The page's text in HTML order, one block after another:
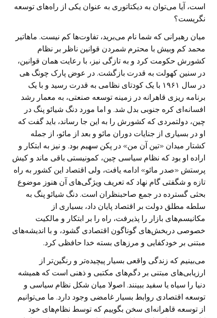
است، آیا می‌توان به دیکتاتوری به عنوان یکی از راه‌های توسعه
نگریست؟
میان رهبرانی که شما نام می‌برید، تفاوت‌ها کم نیست. ماهاتیر
محمد کم وبیش با محترم شمردن قوانین ناظر بر نظام
کشورش حکومت کرد و به تازگی نیز، با رعایت همان قوانین،
در سنین کهولت به قدرت بازگشت. در عوض پارک چونگ هی
در سال ۱۹۶۱ با یک کودتای نظامی به قدرت رسید و با یک
برنامه ریزی قاهرانه در زمینه توسعه صنعتی، به معمار رشد
افسانه‌ای کره جنوبی بدل شد. و اما مورد دنگ شیائو پنگ در
چین، دولتمردی که کشورش را به این جا رساند، باید گفت که
او در بسیاری از جنایات دوران مائو و بعد از مائو، از جمله
کشتار میدان «تین آن من» در پکن سهیم بود. و نیز به ابتکار و
اراده او بود که نظام سیاسی چین، کمونیستی باقی ماند و کیش
پرستش «صدر مائو» ادامه یافت، ولی اقتصاد این کشور به راه
تازه و شگفتی گام نهاد که تعریف ویژگی‌های آن هنوز موضوع
بحثی گسترده در جمع صاحبنظران است. دنگ شیائو پنگ به
سلطه مطلق دولت بر اقتصاد پایان داد، بسیاری از
مکانیسم‌های بازار را پذیرفت، راه را بر ابتکار و مالکیت
خصوصی دربخش‌های گوناگون اقتصادی گشود، و با اندیشه‌های
مبتنی بر خودکفایی و مرز‌های بسته خدا حافظی کرد.
می‌بینیم که زندگی واقعی بسیار پیچیده‌تر و رنگین‌تر از
ارزیابی‌های مبتنی بر دگم‌های مکتبی و ذهنی است که همیشه
دنیا را سیاه یا سفید ببینند. اصولا میان شکل نظام سیاسی و
توسعه اقتصادی روابط بسیار غامضی وجود دارد. ما می‌توانیم
از توسعه قاهرانه‌ای سخن بگوییم که توسط نظام‌های خود